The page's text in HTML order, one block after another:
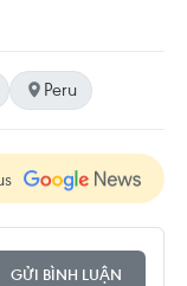
Peru
GỬI BÌNH LUẬN